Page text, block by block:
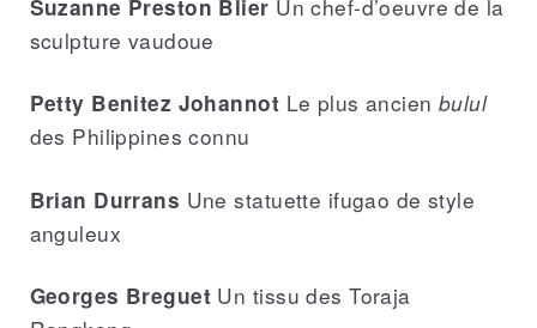
Suzanne Preston Blier Un chef-d’oeuvre de la
sculpture vaudoue
Petty Benitez Johannot Le plus ancienbulul
des Philippines connu
Brian Durrans Une statuette ifugao de style
anguleux
Georges Breguet Un tissu des Toraja